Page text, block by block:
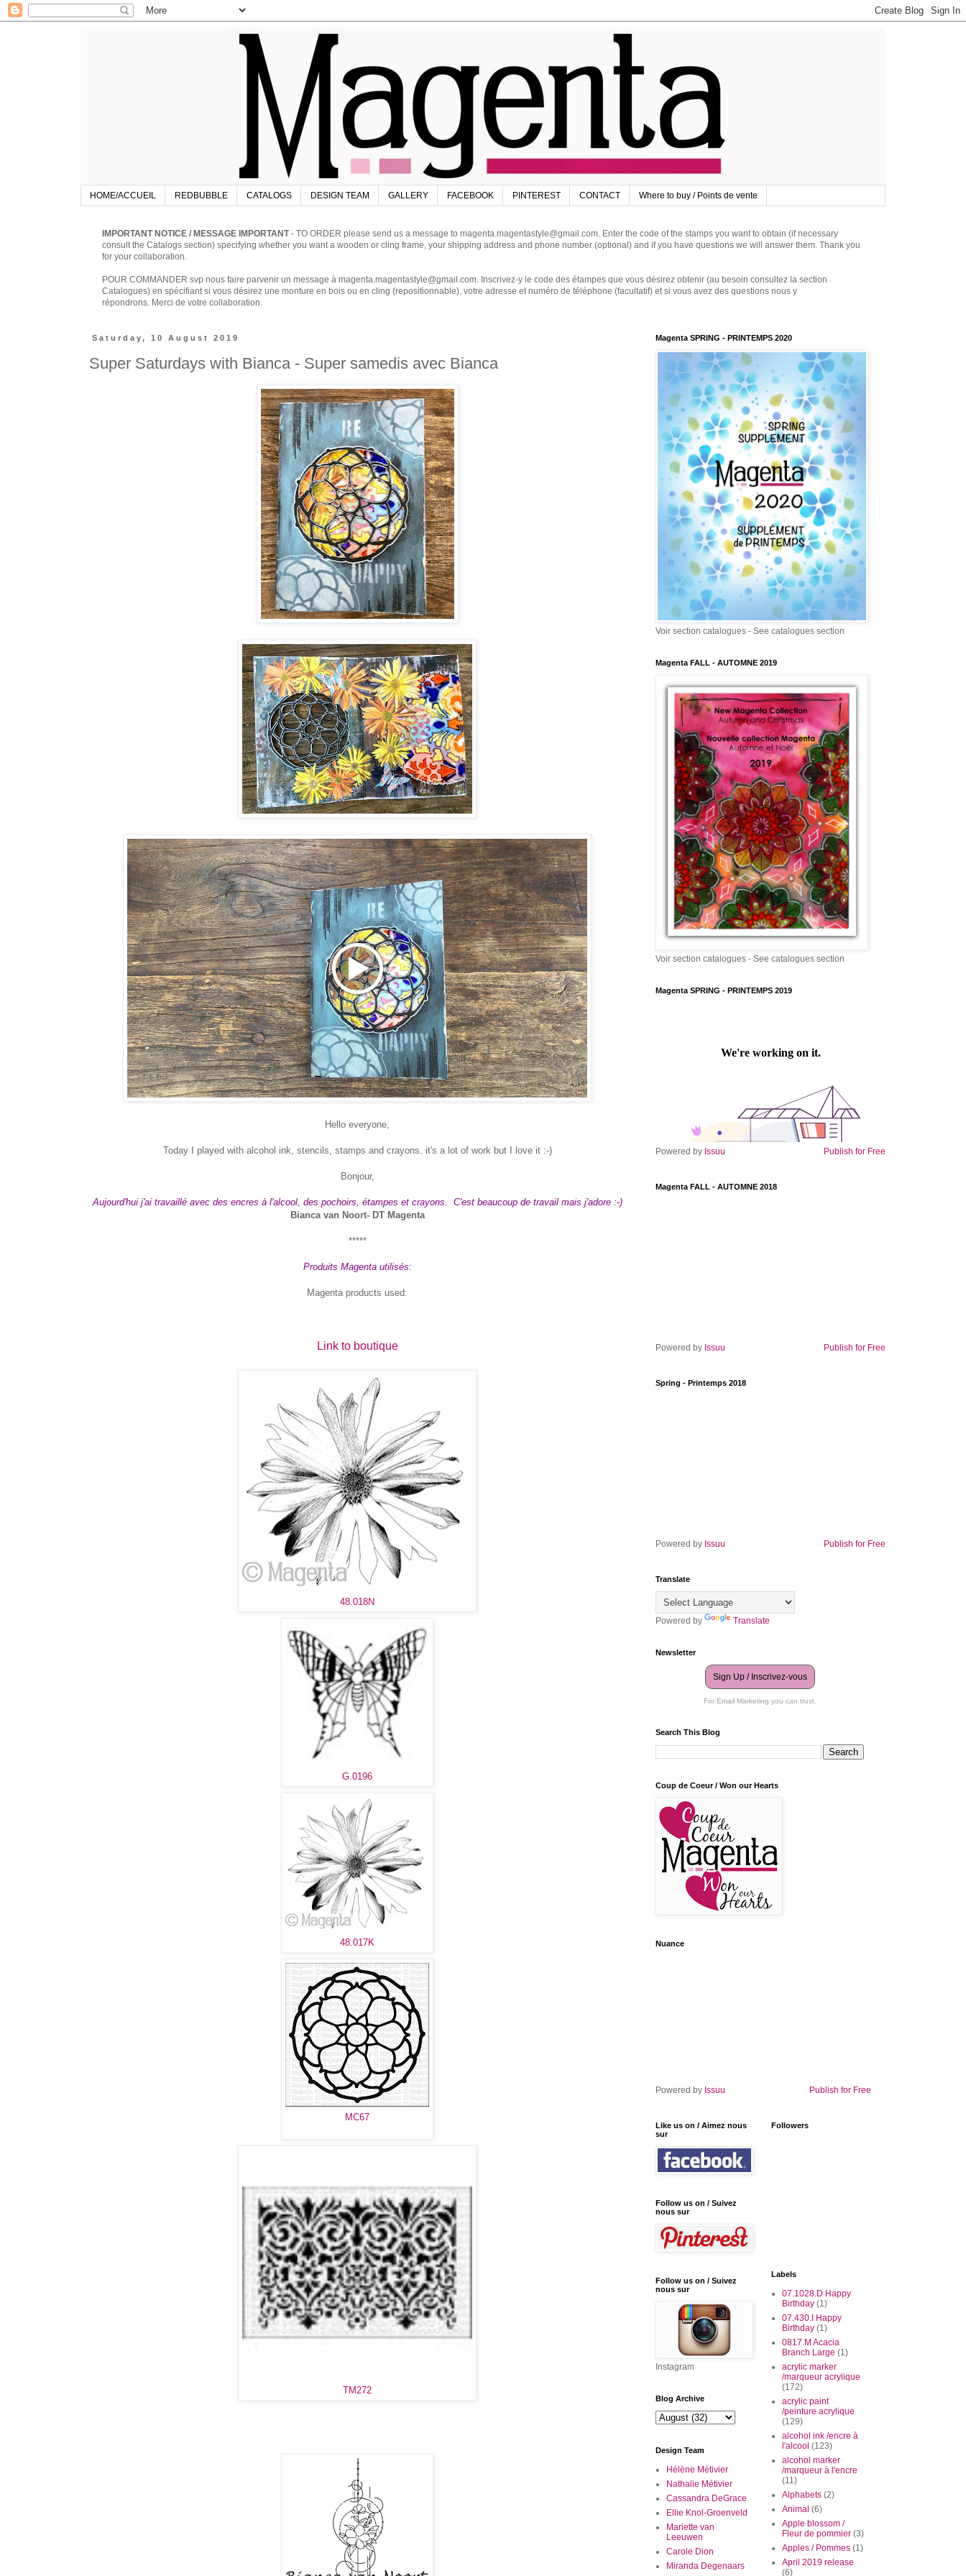
HOME/ACCUEIL REDBUBBLE CATALOGS DESIGN TEAM GALLERY FACEBOOK PINTEREST CONTACT Where to buy / Points de vente
IMPORTANT NOTICE / MESSAGE IMPORTANT- TO ORDER please send us a message to magenta.magentastyle@gmail.com. Enter the code of the stamps you want to obtain (if necessary
consult the Catalogs section) specifying whether you want a wooden or cling frame, your shipping address and phone number (optional) and if you have questions we will answer them. Thank you
for your collaboration.
POUR COMMANDER svp nous faire parvenir un message à magenta.magentastyle@gmail.com. Inscrivez-y le code des étampes que vous désirez obtenir (au besoin consultez la section
Catalogues) en spécifiant si vous désirez une monture en bois ou en cling (repositionnable), votre adresse et numéro de téléphone (facultatif) et si vous avez des questions nous y
répondrons. Merci de votre collaboration.
Saturday, 10 August 2019
Super Saturdays with Bianca - Super samedis avec Bianca
Hello everyone,
Today I played with alcohol ink, stencils, stamps and crayons. it's a lot of work but I love it :-)
Bonjour,
Aujourd'hui j'ai travaillé avec des encres à l'alcool, des pochoirs, étampes et crayons. C'est beaucoup de travail mais j'adore :-)
Bianca van Noort- DT Magenta
*****
Produits Magenta utilisés:
Magenta products used:
Link to boutique
48.018N
G.0196
48.017K
MC67
TM272
Magenta SPRING - PRINTEMPS 2020
Voir section catalogues - See catalogues section
Magenta FALL - AUTOMNE 2019
Voir section catalogues - See catalogues section
Magenta SPRING - PRINTEMPS 2019
Powered by Issuu Publish for Free
Magenta FALL - AUTOMNE 2018
Powered by Issuu Publish for Free
Spring - Printemps 2018
Powered by Issuu Publish for Free
Translate
Powered by Translate
Newsletter
Sign Up / Inscrivez-vous
For Email Marketing you can trust.
Search This Blog
Coup de Coeur / Won our Hearts
Nuance
Powered by Issuu Publish for Free
Like us on / Aimez nous
sur
Follow us on / Suivez
nous sur
Follow us on / Suivez
nous sur
Instagram
Blog Archive
Design Team
Hélène Métivier
Nathalie Métivier
Cassandra DeGrace
Ellie Knol-Groenveld
Mariette van
Leeuwen
Carole Dion
Miranda Degenaars
Followers
Labels
07.1028.D Happy
Birthday (1)
07.430.I Happy
Birthday (1)
0817.M Acacia
Branch Large (1)
acrylic marker
/marqueur acrylique
(172)
acrylic paint
/peinture acrylique
(129)
alcohol ink /encre à
l'alcool (123)
alcohol marker
/marqueur à l'encre
(11)
Alphabets (2)
Animal (6)
Apple blossom /
Fleur de pommier (3)
Apples / Pommes (1)
April 2019 release
(6)